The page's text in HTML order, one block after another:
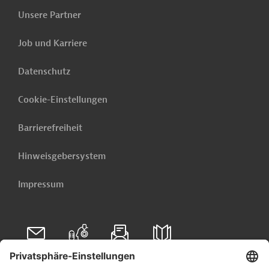
Unsere Partner
Job und Karriere
Datenschutz
Cookie-Einstellungen
Barrierefreiheit
Hinweisgebersystem
Impressum